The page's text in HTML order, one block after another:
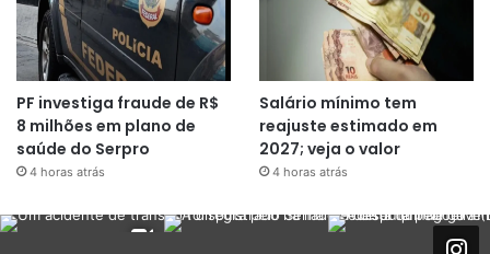
PF investiga fraude de R$
8 milhões em plano de
saúde do Serpro
4 horas atrás
Salário mínimo tem
reajuste estimado em
2027; veja o valor
4 horas atrás